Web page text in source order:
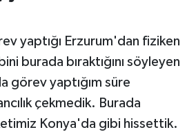
yaptığı Erzurum'dan fiziken
burada bıraktığını söyleyen
görev yaptığım süre
çekmedik. Burada
Konya'da gibi hissettik.